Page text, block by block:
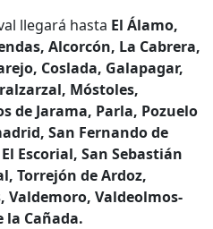
llegará hasta El Álamo,
Alcorcón, La Cabrera,
Coslada, Galapagar,
Móstoles,
de Jarama, Parla, Pozuelo
San Fernando de
Escorial, San Sebastián
Torrejón de Ardoz,
Valdemoro, Valdeolmos-
la Cañada.